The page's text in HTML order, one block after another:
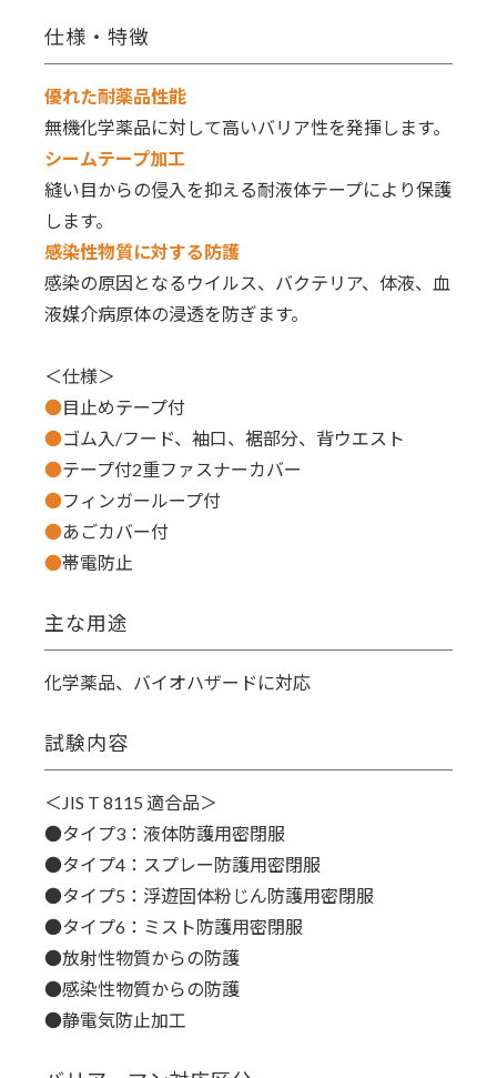
仕様・特徴
優れた耐薬品性能
無機化学薬品に対して高いバリア性を発揮します。
シームテープ加工
縫い目からの侵入を抑える耐液体テープにより保護
します。
感染性物質に対する防護
感染の原因となるウイルス、バクテリア、体液、血
液媒介病原体の浸透を防ぎます。
＜仕様＞
●目止めテープ付
●ゴム入/フード、袖口、裾部分、背ウエスト
●テープ付2重ファスナーカバー
●フィンガーループ付
●あごカバー付
●帯電防止
主な用途
化学薬品、バイオハザードに対応
試験内容
＜JIS T 8115 適合品＞
●タイプ3：液体防護用密閉服
●タイプ4：スプレー防護用密閉服
●タイプ5：浮遊固体粉じん防護用密閉服
●タイプ6：ミスト防護用密閉服
●放射性物質からの防護
●感染性物質からの防護
●静電気防止加工